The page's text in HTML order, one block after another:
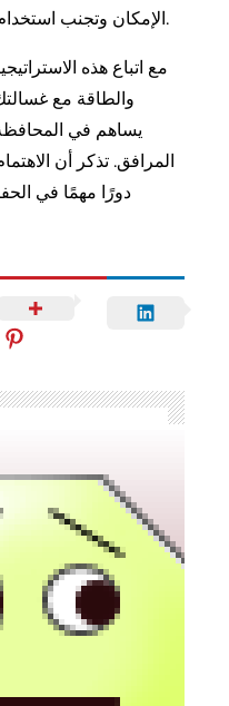
الإمكان وتجنب استخدام المجففات الكهربائية.
مع اتباع هذه
والطاقة مع
يساهم في المحافظة
المرافق. تذكر أن
دورًا مهمًا في